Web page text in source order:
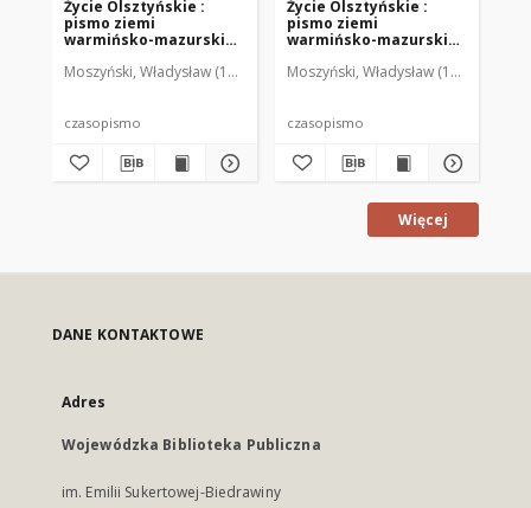
Życie Olsztyńskie :
pismo ziemi
warmińsko-mazurskiej,
Moszyński, Władysław (1922-2001). Red. Mroczkowski, Włodzimierz
czasopismo
Życie Olsztyńskie :
pismo ziemi
warmińsko-mazurskiej,
Moszyński, Władysław (1922-2001).
czasopismo
Więcej
DANE KONTAKTOWE
Adres
Wojewódzka Biblioteka Publiczna
im. Emilii Sukertowej-Biedrawiny